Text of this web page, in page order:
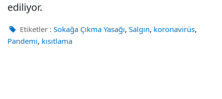
ediliyor.
Etiketler : Sokağa Çıkma Yasağı, Salgın, koronavirüs,
Pandemi, kısıtlama